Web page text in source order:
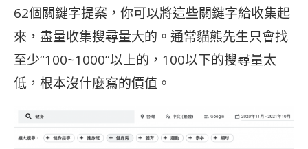
62個關鍵字提案，你可以將這些關鍵字給收集起
來，盡量收集搜尋量大的。通常貓熊先生只會找
至少“100~1000”以上的，100以下的搜尋量太
低，根本沒什麼寫的價值。